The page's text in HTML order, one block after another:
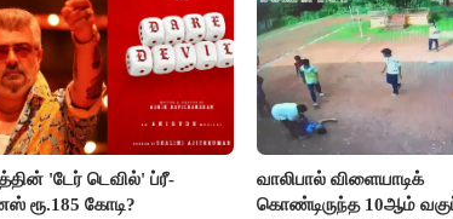
'டேர் டெவில்' ப்ரீ-
ரூ.185 கோடி?
வாலிபால் விளையாடிக்
கொண்டிருந்த 10ஆம்